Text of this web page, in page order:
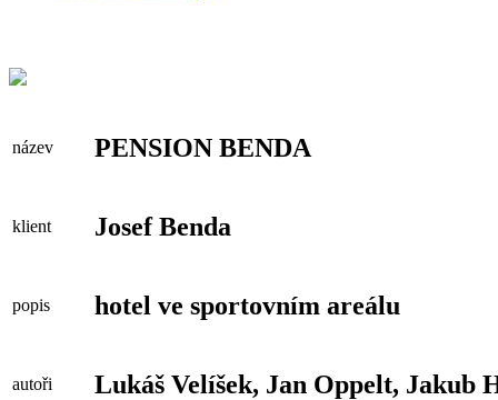
název PENSION BENDA
klient Josef Benda
popis hotel ve sportovním areálu
autoři Lukáš Velíšek, Jan Oppelt, Jakub